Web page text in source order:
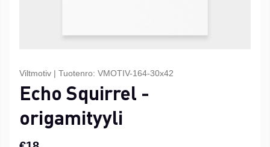
Viltmotiv | Tuotenro: VMOTIV-164-30x42
Echo Squirrel -
origamityyli